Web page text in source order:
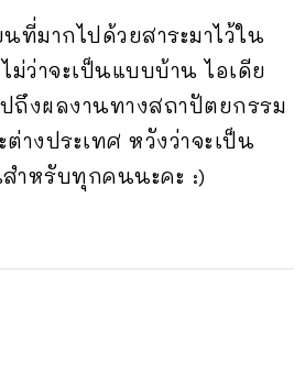
ที่มากไปด้วยสาระมาไว้ใน
ม่ว่าจะเป็นแบบบ้าน ไอเดีย
ถึงผลงานทางสถาปัตยกรรม
างประเทศ หวังว่าจะเป็น
ำหรับทุกคนนะคะ :)